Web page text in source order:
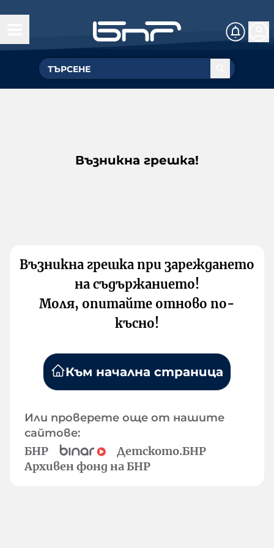
Възникна грешка!
Възникна грешка при зареждането
на съдържанието!
Моля, опитайте отново по-
късно!
Към начална страница
Или проверете още от нашите
сайтове:
БНР
Детското.БНР
Архивен фонд на БНР